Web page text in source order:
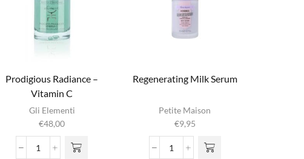
Prodigious Radiance –
Vitamin C
Gli Elementi
€48,00
Prodigious
Regenerating Milk Serum
Petite Maison
€9,95
Regenerating